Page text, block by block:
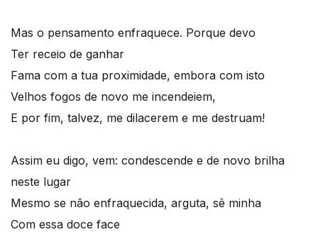
Mas o pensamento enfraquece. Porque devo
Ter receio de ganhar
Fama com a tua proximidade, embora com isto
Velhos fogos de novo me incendeiem,
E por fim, talvez, me dilacerem e me destruam!
Assim eu digo, vem: condescende e de novo brilha
neste lugar
Mesmo se não enfraquecida, arguta, sê minha
Com essa doce face